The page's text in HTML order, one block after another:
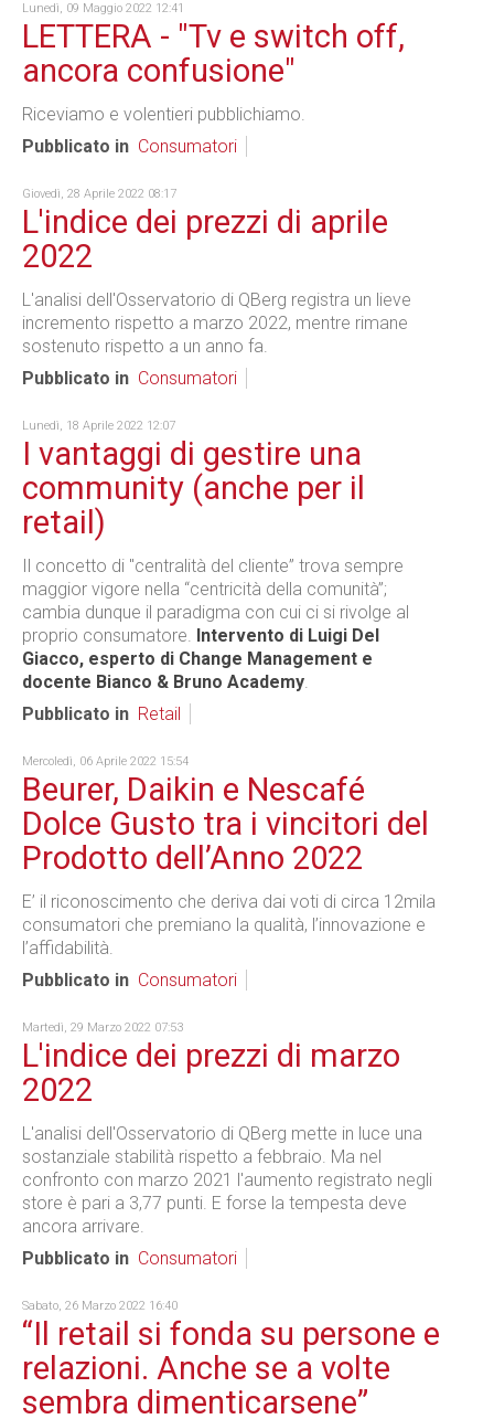
Lunedì, 09 Maggio 2022 12:41
LETTERA - "Tv e switch off,
ancora confusione"
Riceviamo e volentieri pubblichiamo.
Pubblicato in Consumatori
Giovedì, 28 Aprile 2022 08:17
L'indice dei prezzi di aprile
2022
L'analisi dell'Osservatorio di QBerg registra un lieve
incremento rispetto a marzo 2022, mentre rimane
sostenuto rispetto a un anno fa.
Pubblicato in Consumatori
Lunedì, 18 Aprile 2022 12:07
I vantaggi di gestire una
community (anche per il
retail)
Il concetto di "centralità del cliente” trova sempre
maggior vigore nella “centricità della comunità”;
cambia dunque il paradigma con cui ci si rivolge al
proprio consumatore. Intervento di Luigi Del
Giacco, esperto di Change Management e
docente Bianco & Bruno Academy.
Pubblicato in Retail
Mercoledì, 06 Aprile 2022 15:54
Beurer, Daikin e Nescafé
Dolce Gusto tra i vincitori del
Prodotto dell’Anno 2022
E’ il riconoscimento che deriva dai voti di circa 12mila
consumatori che premiano la qualità, l’innovazione e
l’affidabilità.
Pubblicato in Consumatori
Martedì, 29 Marzo 2022 07:53
L'indice dei prezzi di marzo
2022
L'analisi dell'Osservatorio di QBerg mette in luce una
sostanziale stabilità rispetto a febbraio. Ma nel
confronto con marzo 2021 l'aumento registrato negli
store è pari a 3,77 punti. E forse la tempesta deve
ancora arrivare.
Pubblicato in Consumatori
Sabato, 26 Marzo 2022 16:40
“Il retail si fonda su persone e
relazioni. Anche se a volte
sembra dimenticarsene”